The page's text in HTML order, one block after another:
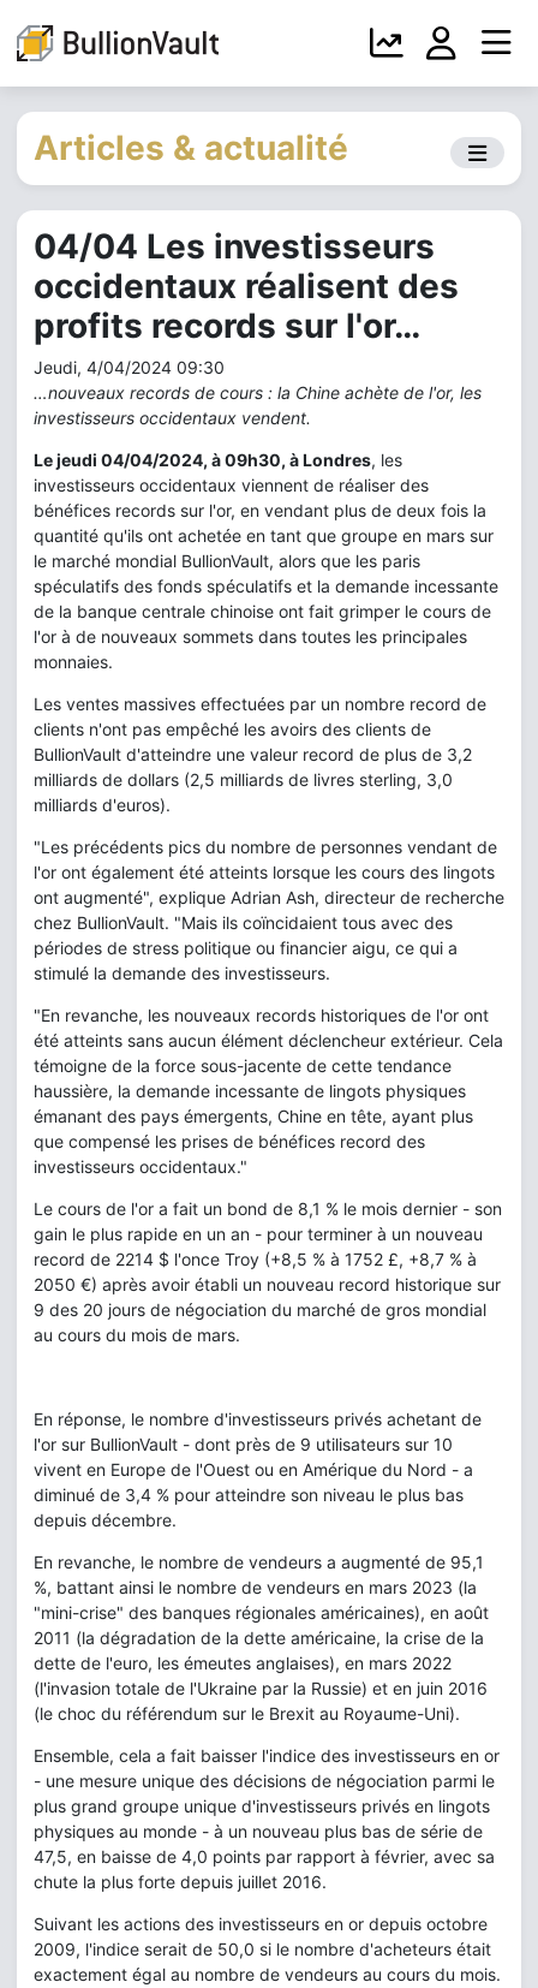
Articles & actualité
04/04 Les investisseurs
occidentaux réalisent des
profits records sur l'or…
Jeudi, 4/04/2024 09:30
…nouveaux records de cours : la Chine achète de l'or, les
investisseurs occidentaux vendent.
Le jeudi 04/04/2024, à 09h30, à Londres, les
investisseurs occidentaux viennent de réaliser des
bénéfices records sur l'or, en vendant plus de deux fois la
quantité qu'ils ont achetée en tant que groupe en mars sur
le marché mondial BullionVault, alors que les paris
spéculatifs des fonds spéculatifs et la demande incessante
de la banque centrale chinoise ont fait grimper le cours de
l'or à de nouveaux sommets dans toutes les principales
monnaies.
Les ventes massives effectuées par un nombre record de
clients n'ont pas empêché les avoirs des clients de
BullionVault d'atteindre une valeur record de plus de 3,2
milliards de dollars (2,5 milliards de livres sterling, 3,0
milliards d'euros).
"Les précédents pics du nombre de personnes vendant de
l'or ont également été atteints lorsque les cours des lingots
ont augmenté", explique Adrian Ash, directeur de recherche
chez BullionVault. "Mais ils coïncidaient tous avec des
périodes de stress politique ou financier aigu, ce qui a
stimulé la demande des investisseurs.
"En revanche, les nouveaux records historiques de l'or ont
été atteints sans aucun élément déclencheur extérieur. Cela
témoigne de la force sous-jacente de cette tendance
haussière, la demande incessante de lingots physiques
émanant des pays émergents, Chine en tête, ayant plus
que compensé les prises de bénéfices record des
investisseurs occidentaux."
Le cours de l'or a fait un bond de 8,1 % le mois dernier - son
gain le plus rapide en un an - pour terminer à un nouveau
record de 2214 $ l'once Troy (+8,5 % à 1752 £, +8,7 % à
2050 €) après avoir établi un nouveau record historique sur
9 des 20 jours de négociation du marché de gros mondial
au cours du mois de mars.
En réponse, le nombre d'investisseurs privés achetant de
l'or sur BullionVault - dont près de 9 utilisateurs sur 10
vivent en Europe de l'Ouest ou en Amérique du Nord - a
diminué de 3,4 % pour atteindre son niveau le plus bas
depuis décembre.
En revanche, le nombre de vendeurs a augmenté de 95,1
%, battant ainsi le nombre de vendeurs en mars 2023 (la
"mini-crise" des banques régionales américaines), en août
2011 (la dégradation de la dette américaine, la crise de la
dette de l'euro, les émeutes anglaises), en mars 2022
(l'invasion totale de l'Ukraine par la Russie) et en juin 2016
(le choc du référendum sur le Brexit au Royaume-Uni).
Ensemble, cela a fait baisser l'indice des investisseurs en or
- une mesure unique des décisions de négociation parmi le
plus grand groupe unique d'investisseurs privés en lingots
physiques au monde - à un nouveau plus bas de série de
47,5, en baisse de 4,0 points par rapport à février, avec sa
chute la plus forte depuis juillet 2016.
Suivant les actions des investisseurs en or depuis octobre
2009, l'indice serait de 50,0 si le nombre d'acheteurs était
exactement égal au nombre de vendeurs au cours du mois.